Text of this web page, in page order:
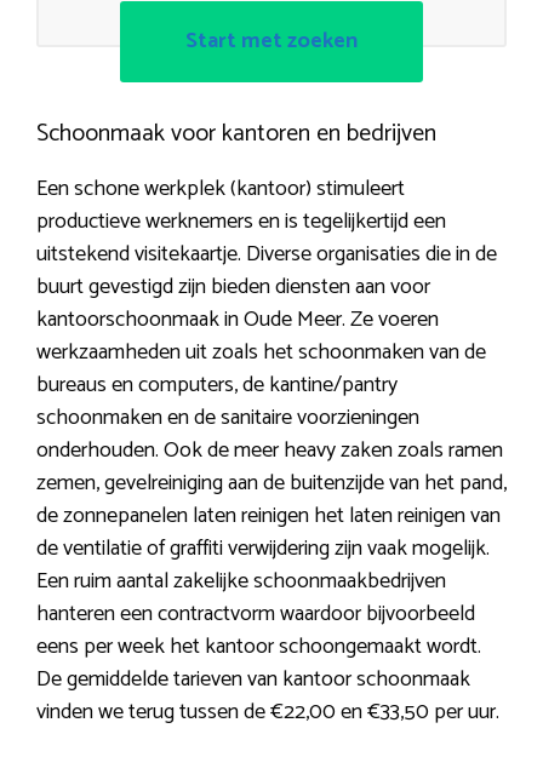
Start met zoeken
Schoonmaak voor kantoren en bedrijven
Een schone werkplek (kantoor) stimuleert
productieve werknemers en is tegelijkertijd een
uitstekend visitekaartje. Diverse organisaties die in de
buurt gevestigd zijn bieden diensten aan voor
kantoorschoonmaak in Oude Meer. Ze voeren
werkzaamheden uit zoals het schoonmaken van de
bureaus en computers, de kantine/pantry
schoonmaken en de sanitaire voorzieningen
onderhouden. Ook de meer heavy zaken zoals ramen
zemen, gevelreiniging aan de buitenzijde van het pand,
de zonnepanelen laten reinigen het laten reinigen van
de ventilatie of graffiti verwijdering zijn vaak mogelijk.
Een ruim aantal zakelijke schoonmaakbedrijven
hanteren een contractvorm waardoor bijvoorbeeld
eens per week het kantoor schoongemaakt wordt.
De gemiddelde tarieven van kantoor schoonmaak
vinden we terug tussen de €22,00 en €33,50 per uur.